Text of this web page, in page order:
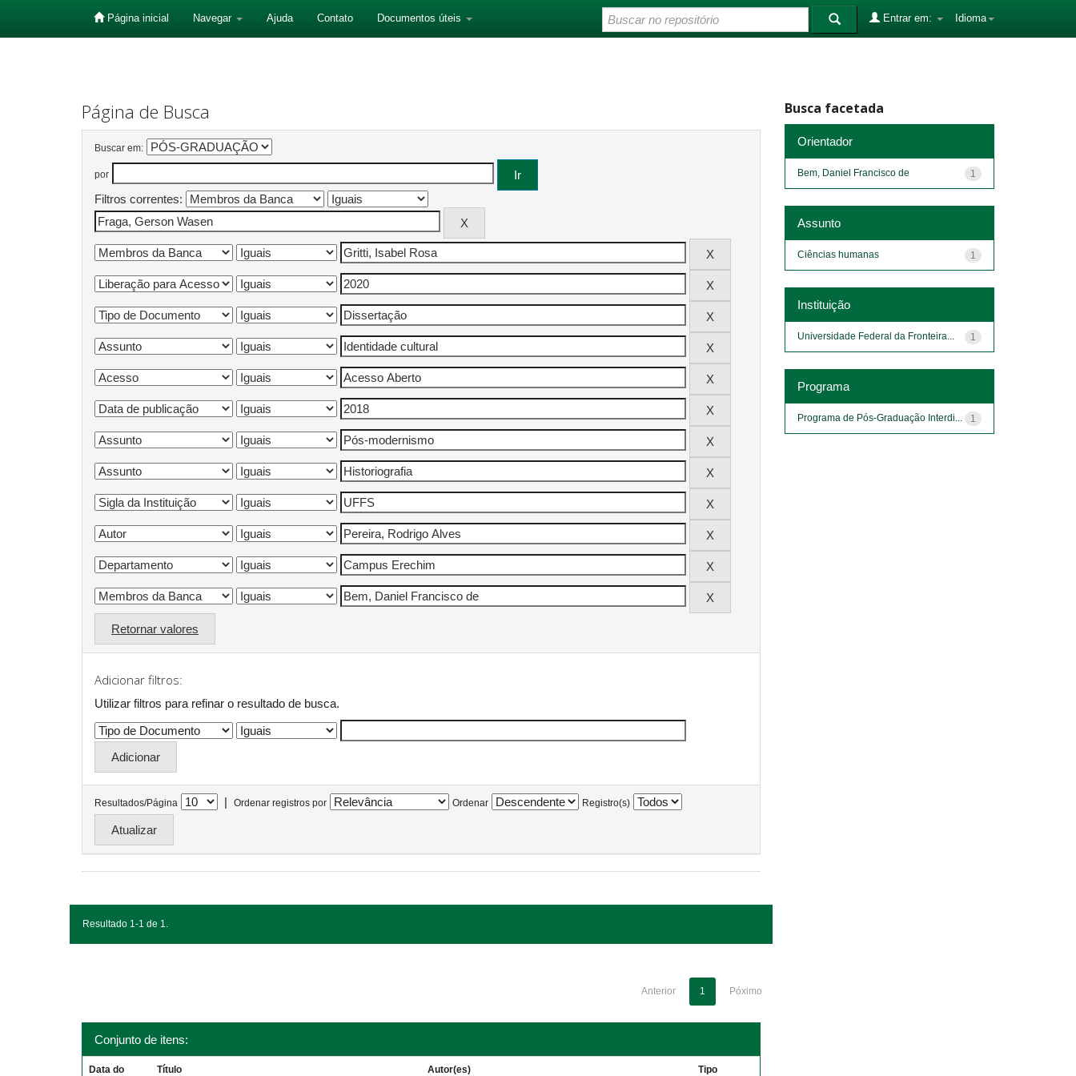
Página inicial Navegar Ajuda Contato Documentos úteis Idioma
Entrar em:
Página de Busca
Buscar em:
por
Filtros correntes:
Retornar valores
Adicionar filtros:
Utilizar filtros para refinar o resultado de busca.
Resultados/Página | Ordenar registros por Ordenar Registro(s)
Resultado 1-1 de 1.
Anterior 1 Póximo
Conjunto de itens:
Data do Título Autor(es) Tipo
Busca facetada
Orientador
1
Bem, Daniel Francisco de
Assunto
1
Ciências humanas
Instituição
1
Universidade Federal da Fronteira...
Programa
1
Programa de Pós-Graduação Interdi...